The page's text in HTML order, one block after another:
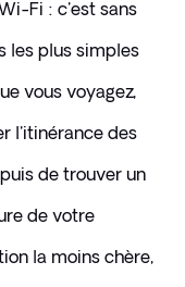
Fi : c'est sans
les plus simples
vous voyagez,
l'itinérance des
de trouver un
de votre
la moins chère,